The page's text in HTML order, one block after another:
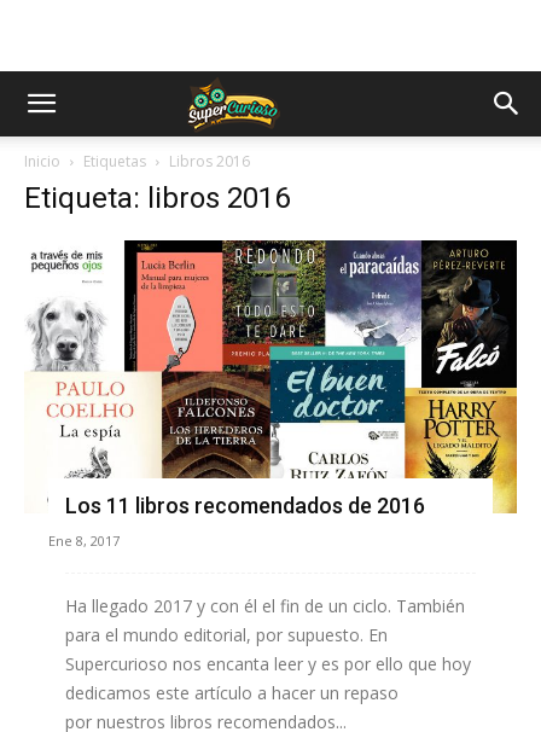
Inicio Etiquetas Libros 2016
Etiqueta: libros 2016
Los 11 libros recomendados de 2016
Ene 8, 2017
Ha llegado 2017 y con él el fin de un ciclo. También
para el mundo editorial, por supuesto. En
Supercurioso nos encanta leer y es por ello que hoy
dedicamos este artículo a hacer un repaso
por nuestros libros recomendados...